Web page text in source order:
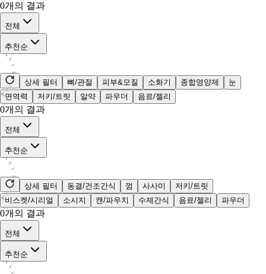
0개의 결과
전체
추천순
상세 필터 뼈/관절 피부&모질 소화기 종합영양제
눈
면역력
저키/트릿 알약 파우더 음료/젤리
0개의 결과
전체
추천순
상세 필터 동결/건조간식 껌 사사미
저키/트릿
비스켓/시리얼
소시지 캔/파우치 수제간식 음료/젤리 파우더
0개의 결과
전체
추천순